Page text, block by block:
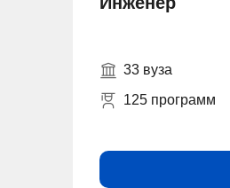
33 вуза
125 программ